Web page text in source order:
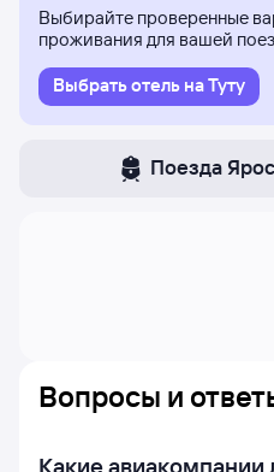
Выбирайте проверенные
проживания для вашей
Выбрать отель на Туту
Поезда
Вопросы и
Какие авиакомпании